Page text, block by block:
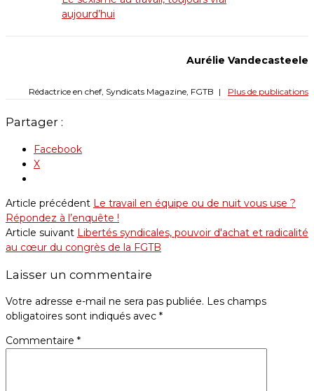
aujourd’hui
Aurélie Vandecasteele
Rédactrice en chef, Syndicats Magazine, FGTB | Plus de publications
Partager :
Facebook
X
Article précédent Le travail en équipe ou de nuit vous use ?
Répondez à l’enquête !
Article suivant Libertés syndicales, pouvoir d'achat et radicalité
au cœur du congrès de la FGTB
Laisser un commentaire
Votre adresse e-mail ne sera pas publiée. Les champs
obligatoires sont indiqués avec *
Commentaire *